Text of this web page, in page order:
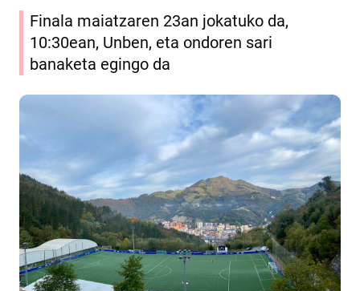
Finala maiatzaren 23an jokatuko da,
10:30ean, Unben, eta ondoren sari
banaketa egingo da